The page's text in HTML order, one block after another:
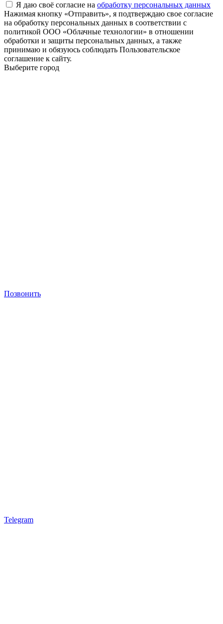
Я даю своё согласие на обработку персональных данных
Нажимая кнопку «Отправить», я подтверждаю свое согласие
на обработку персональных данных в соответствии с
политикой ООО «Облачные технологии» в отношении
обработки и защиты персональных данных, а также
принимаю и обязуюсь соблюдать Пользовательское
соглашение к сайту.
Выберите город
Позвонить
Telegram